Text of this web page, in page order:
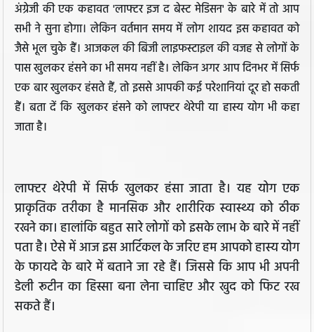
अंग्रेजी की एक कहावत 'लाफ्टर इज द बेस्ट मेडिसन' के बारे में तो आप
सभी ने सुना होगा। लेकिन वर्तमान समय में लोग शायद इस कहावत को
जैसे भूल चुके हैं। आजकल की बिजी लाइफस्टाइल की वजह से लोगों के
पास खुलकर हंसने का भी समय नहीं है। लेकिन अगर आप दिनभर में सिर्फ
एक बार खुलकर हंसते हैं, तो इससे आपकी कई परेशानियां दूर हो सकती
हैं। बता दें कि खुलकर हंसने को लाफ्टर थेरेपी या हास्य योग भी कहा
जाता है।
लाफ्टर थेरेपी में सिर्फ खुलकर हंसा जाता है। यह योग एक
प्राकृतिक तरीका है मानसिक और शारीरिक स्वास्थ्य को ठीक
रखने का। हालांकि बहुत सारे लोगों को इसके लाभ के बारे में नहीं
पता है। ऐसे में आज इस आर्टिकल के जरिए हम आपको हास्य योग
के फायदे के बारे में बताने जा रहे हैं। जिससे कि आप भी अपनी
डेली रूटीन का हिस्सा बना लेना चाहिए और खुद को फिट रख
सकते हैं।